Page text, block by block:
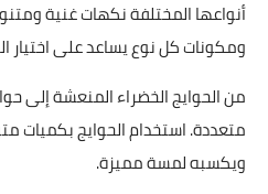
أنواعها المختلفة نكهات غنية
ومكونات كل نوع يساعد على اختيار
من الحوايج الخضراء المنعشة إلى
متعددة. استخدام الحوايج بكميات
ويكسبه لمسة مميزة.